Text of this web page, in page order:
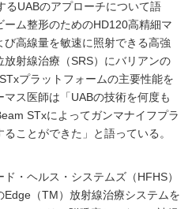
るUABのアプローチについて語
ーム整形のためのHD120高精細マ
高線量を敏速に照射できる高強
射線治療（SRS）にバリアンの
プラットフォームの主要性能を
ス医師は「UABの技術を何度も
STxによってガンマナイフプラ
ことができた」と語っている。
・ヘルス・システムズ（HFHS）
Edge（TM）放射線治療システムを